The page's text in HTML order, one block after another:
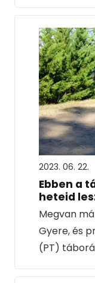
2023. 06. 22.
Ebben a
heteid
Megvan
Gyere, és
(PT)